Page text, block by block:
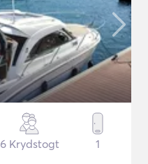
6 Krydstogt 1